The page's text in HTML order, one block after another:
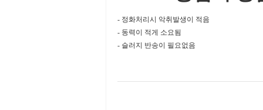
- 정화처리시 악취발생이 적음
- 동력이 적게 소요됨
- 슬러지 반송이 필요없음